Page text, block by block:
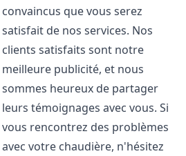
convaincus que vous serez
satisfait de nos services. Nos
clients satisfaits sont notre
meilleure publicité, et nous
sommes heureux de partager
leurs témoignages avec vous. Si
vous rencontrez des problèmes
avec votre chaudière, n'hésitez